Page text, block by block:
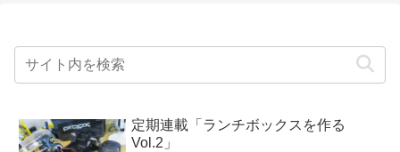
定期連載「ランチボックスを作る
Vol.2」